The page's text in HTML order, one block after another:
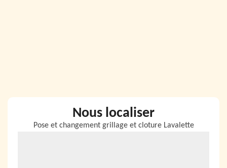
Nous localiser
Pose et changement grillage et cloture Lavalette